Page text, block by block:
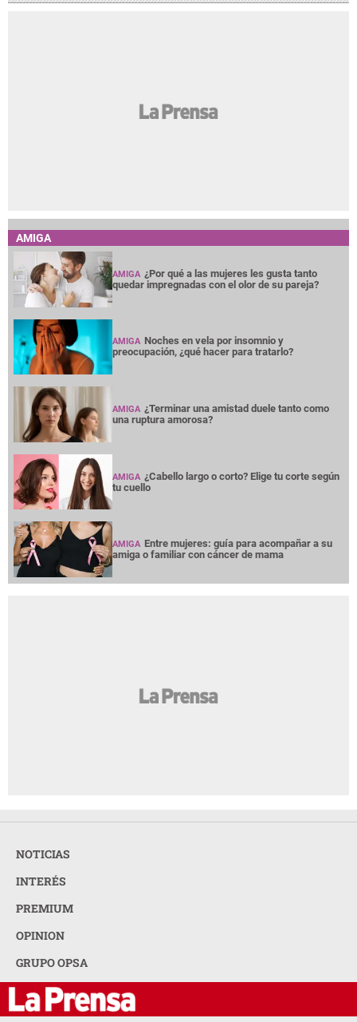
AMIGA
AMIGA ¿Por qué a las mujeres les gusta tanto
quedar impregnadas con el olor de su pareja?
AMIGA Noches en vela por insomnio y
preocupación, ¿qué hacer para tratarlo?
AMIGA ¿Terminar una amistad duele tanto como
una ruptura amorosa?
AMIGA ¿Cabello largo o corto? Elige tu corte según
tu cuello
AMIGA Entre mujeres: guía para acompañar a su
amiga o familiar con cáncer de mama
NOTICIAS
INTERÉS
PREMIUM
OPINION
GRUPO OPSA